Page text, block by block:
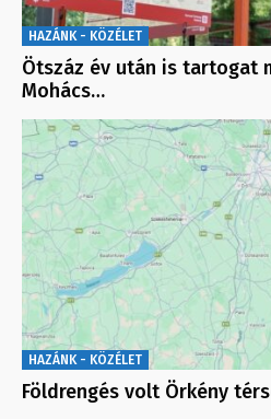
HAZÁNK - KÖZÉLET
Ötszáz év után is tartogat
Mohács…
HAZÁNK - KÖZÉLET
Földrengés volt Örkény